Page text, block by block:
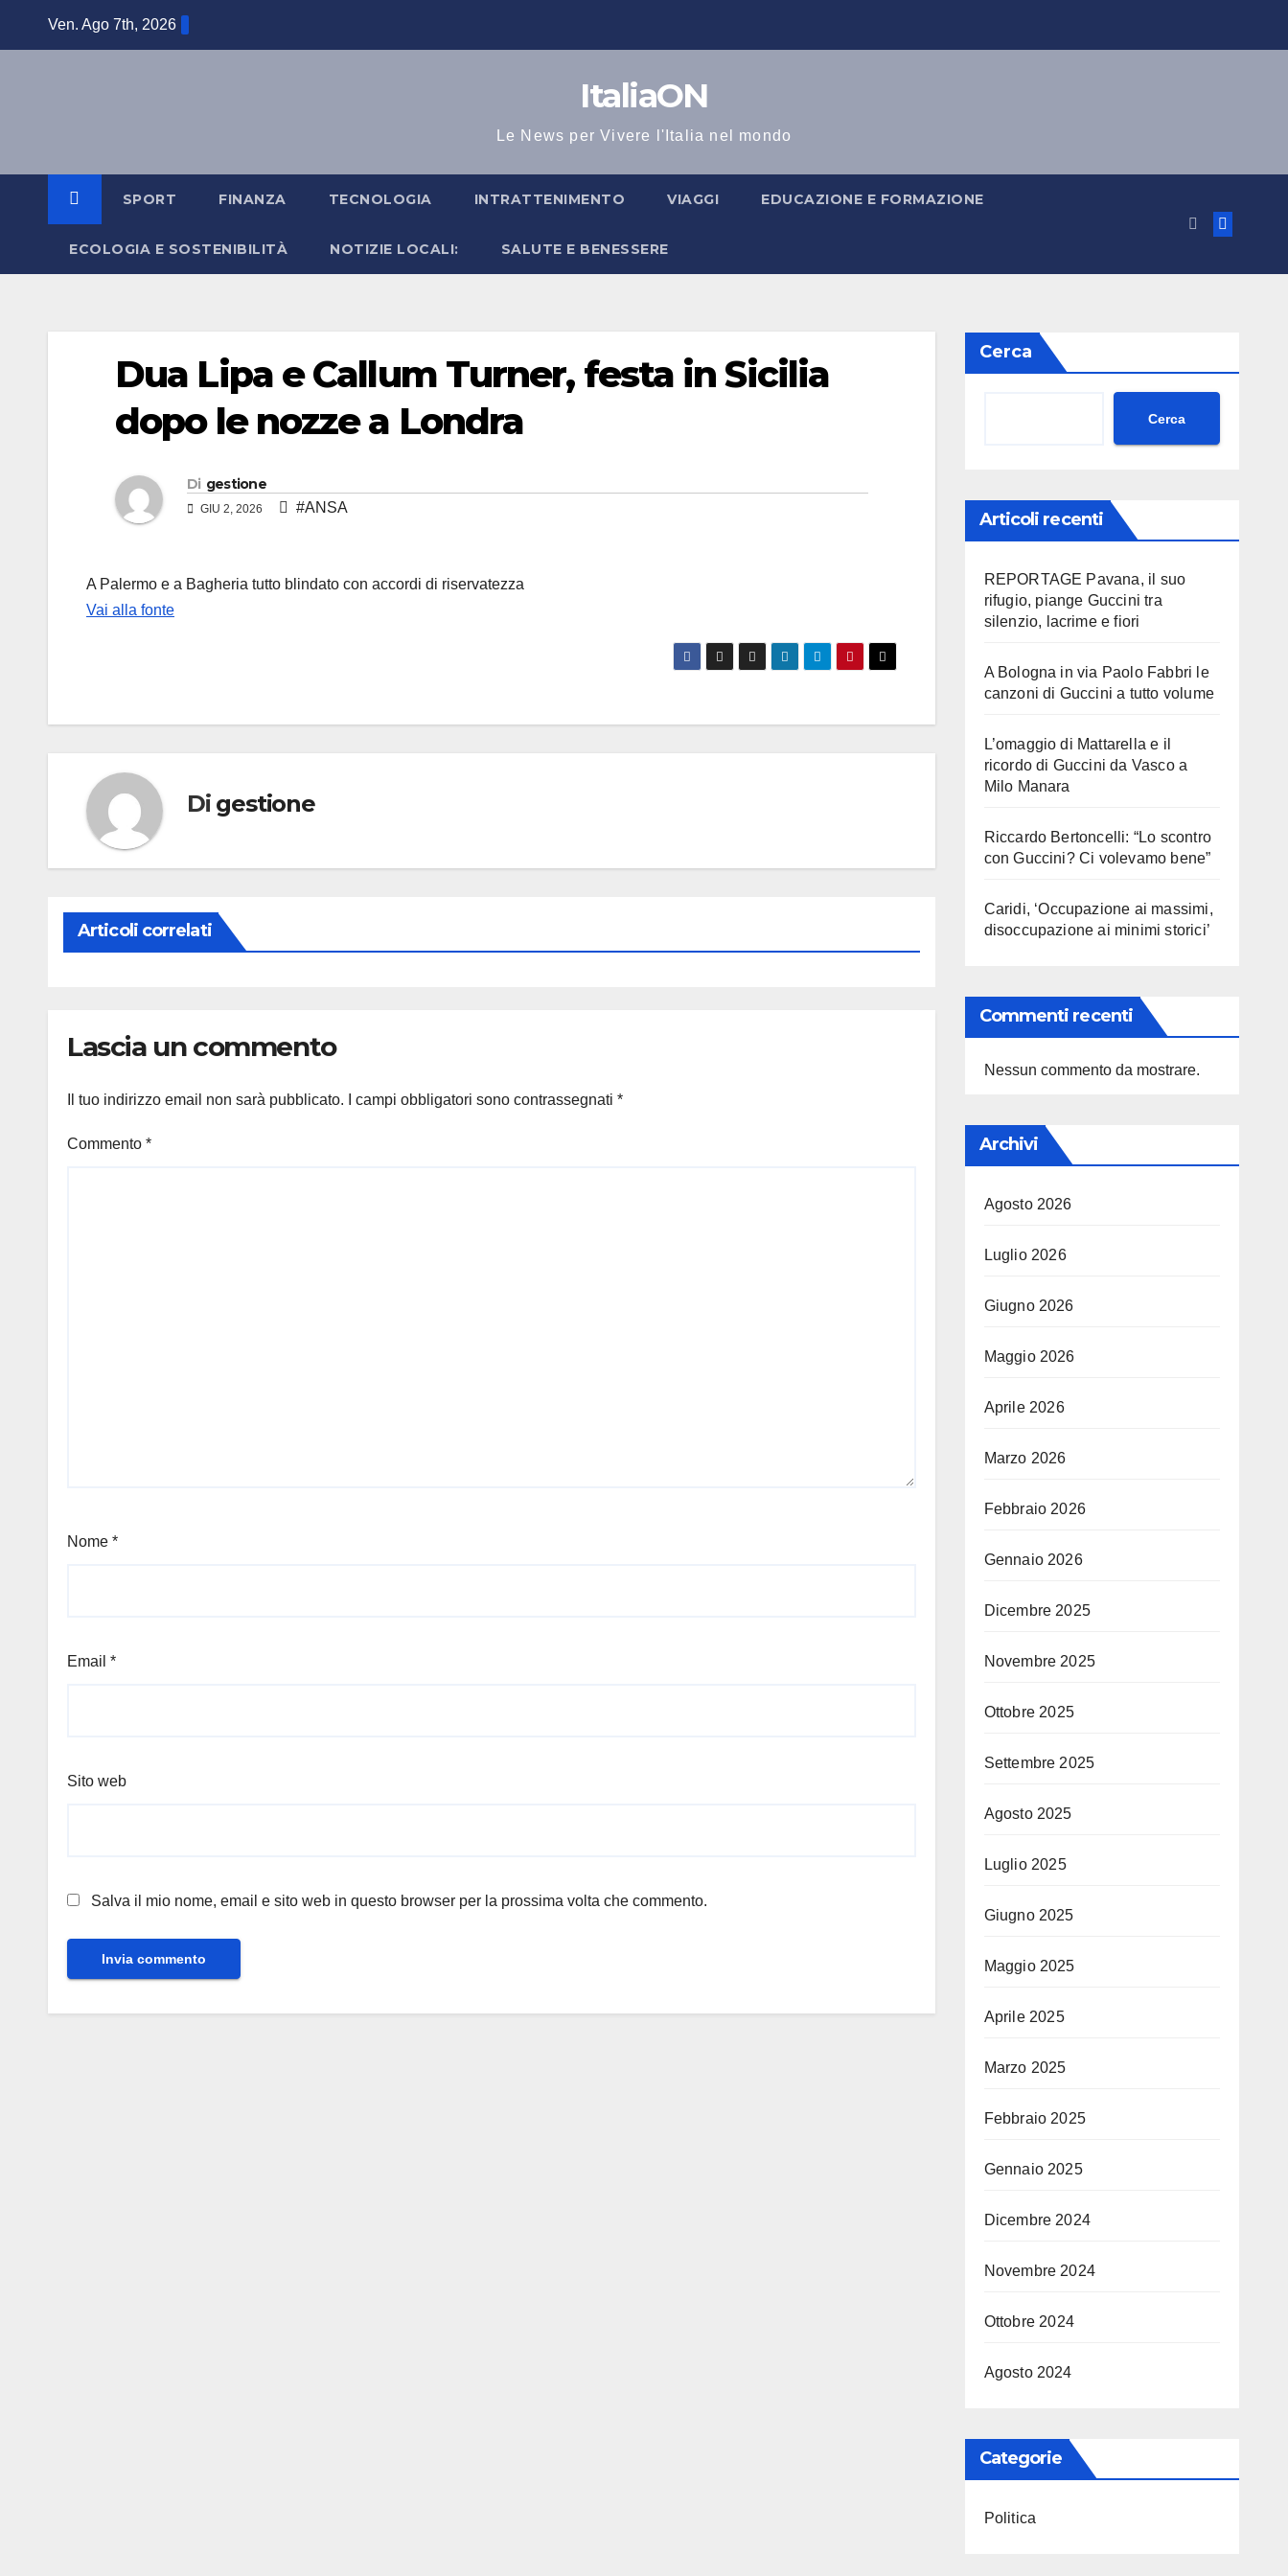
Ven. Ago 7th, 2026
ItaliaON
Le News per Vivere l'Italia nel mondo
SPORT FINANZA TECNOLOGIA INTRATTENIMENTO VIAGGI EDUCAZIONE E FORMAZIONE
ECOLOGIA E SOSTENIBILITÀ NOTIZIE LOCALI: SALUTE E BENESSERE
Dua Lipa e Callum Turner, festa in Sicilia
dopo le nozze a Londra
Di gestione
GIU 2, 2026 #ANSA
A Palermo e a Bagheria tutto blindato con accordi di riservatezza
Vai alla fonte
Di gestione
Articoli correlati
Lascia un commento
Il tuo indirizzo email non sarà pubblicato. I campi obbligatori sono contrassegnati *
Commento *
Nome *
Email *
Sito web
Salva il mio nome, email e sito web in questo browser per la prossima volta che commento.
Cerca
Cerca
Articoli recenti
REPORTAGE Pavana, il suo
rifugio, piange Guccini tra
silenzio, lacrime e fiori
A Bologna in via Paolo Fabbri le
canzoni di Guccini a tutto volume
L’omaggio di Mattarella e il
ricordo di Guccini da Vasco a
Milo Manara
Riccardo Bertoncelli: “Lo scontro
con Guccini? Ci volevamo bene”
Caridi, ‘Occupazione ai massimi,
disoccupazione ai minimi storici’
Commenti recenti
Nessun commento da mostrare.
Archivi
Agosto 2026
Luglio 2026
Giugno 2026
Maggio 2026
Aprile 2026
Marzo 2026
Febbraio 2026
Gennaio 2026
Dicembre 2025
Novembre 2025
Ottobre 2025
Settembre 2025
Agosto 2025
Luglio 2025
Giugno 2025
Maggio 2025
Aprile 2025
Marzo 2025
Febbraio 2025
Gennaio 2025
Dicembre 2024
Novembre 2024
Ottobre 2024
Agosto 2024
Categorie
Politica